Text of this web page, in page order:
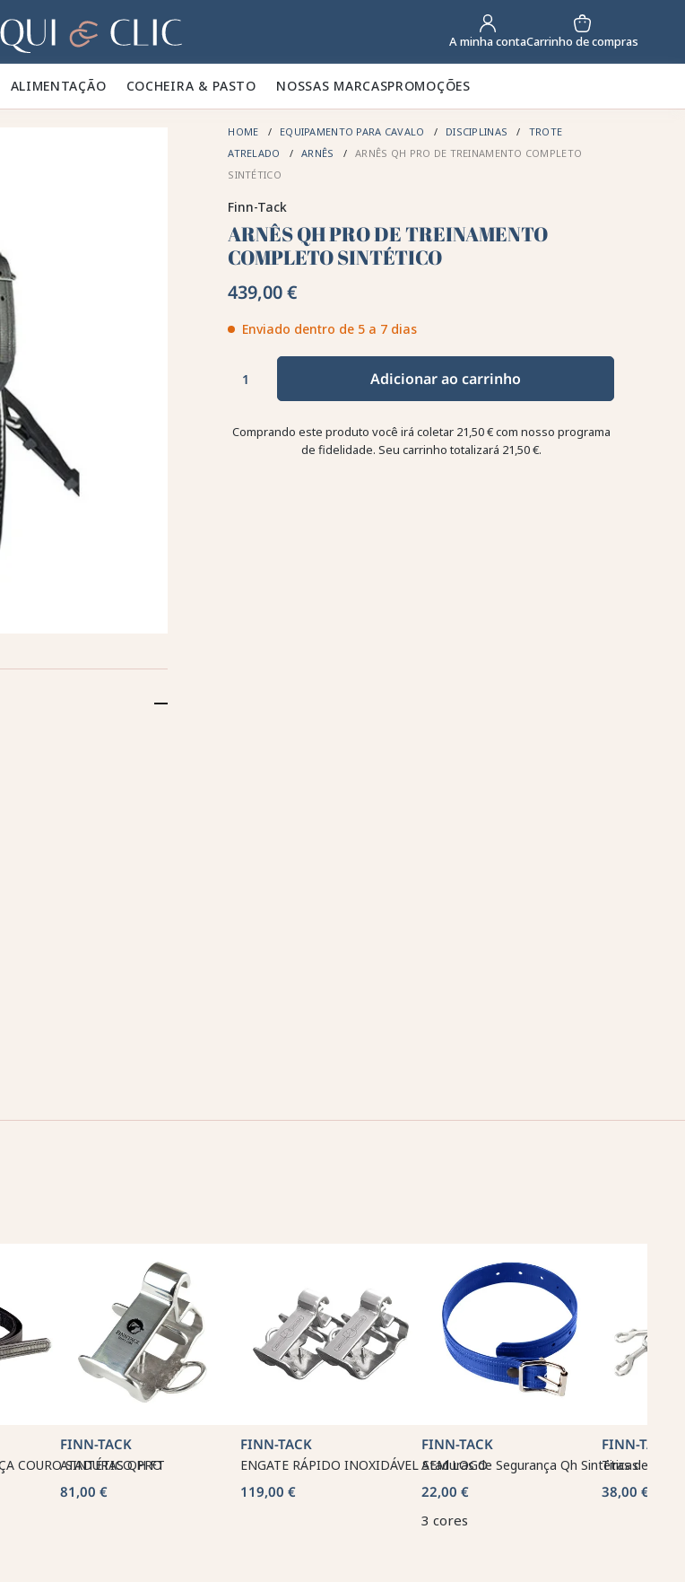
Lar A minha contaCarrinho de compras
ALIMENTAÇÃO 🥕 COCHEIRA & PASTO 🍃 NOSSAS MARCASPROMOÇÕES
HOME EQUIPAMENTO PARA CAVALO DISCIPLINAS
TROTE
ATRELADO
ARNÊS
ARNÊS QH PRO DE TREINAMENTO COMPLETO
SINTÉTICO
Finn-Tack
ARNÊS QH PRO DE TREINAMENTO
COMPLETO SINTÉTICO
439,00 €
Enviado dentro de 5 a 7 dias
Adicionar ao carrinho
Comprando este produto você irá coletar 21,50 €com nosso programa
de fidelidade. Seu carrinho totalizará 21,50 €.
COURO SINTÉTICO PRO
FINN-TACK
ATADURAS QH FT
81,00 €
FINN-TACK
ENGATE RÁPIDO INOXIDÁVEL SEM LOGO
119,00 €
FINN-TACK
Ataduras de Segurança Qh Sintéticas
22,00 €
3 cores
FINN-TACK
Tiras de
38,00 €